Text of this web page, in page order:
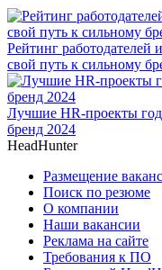
Рейтинг
свой путь к сильному
Лучшие HR-проекты
бренд 2024
HeadHunter
Размещение
Поиск по резюме
О компании
Наши вакансии
Реклама на сайте
Требования к ПО